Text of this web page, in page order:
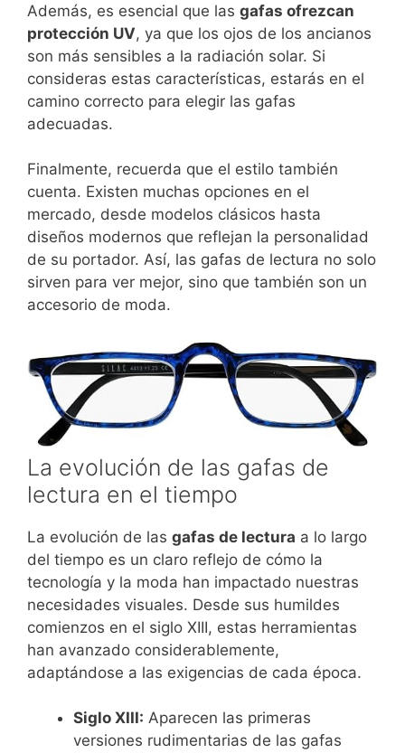
Además, es esencial que las gafas ofrezcan
protección UV, ya que los ojos de los ancianos
son más sensibles a la radiación solar. Si
consideras estas características, estarás en el
camino correcto para elegir las gafas
adecuadas.
Finalmente, recuerda que el estilo también
cuenta. Existen muchas opciones en el
mercado, desde modelos clásicos hasta
diseños modernos que reflejan la personalidad
de su portador. Así, las gafas de lectura no solo
sirven para ver mejor, sino que también son un
accesorio de moda.
La evolución de las gafas de
lectura en el tiempo
La evolución de las gafas de lectura a lo largo
del tiempo es un claro reflejo de cómo la
tecnología y la moda han impactado nuestras
necesidades visuales. Desde sus humildes
comienzos en el siglo XIII, estas herramientas
han avanzado considerablemente,
adaptándose a las exigencias de cada época.
Siglo XIII: Aparecen las primeras
versiones rudimentarias de las gafas